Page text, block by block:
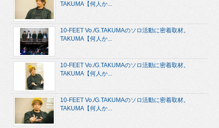
TAKUMA【何人か...
10-FEET Vo./G.TAKUMAのソロ活動に密着取材。
TAKUMA【何人か...
10-FEET Vo./G.TAKUMAのソロ活動に密着取材。
TAKUMA【何人か...
10-FEET Vo./G.TAKUMAのソロ活動に密着取材。
TAKUMA【何人か...